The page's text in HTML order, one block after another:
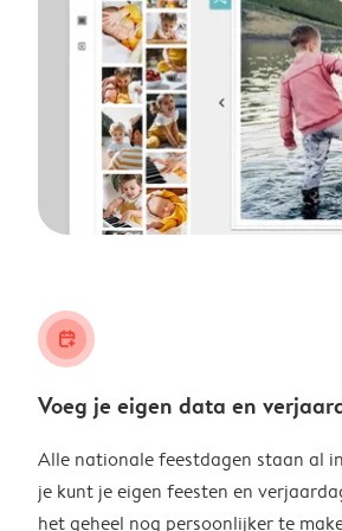
calendar_plus
Voeg je eigen data en
Alle nationale feestdagen staan al
je kunt je eigen feesten en
het geheel nog persoonlijker te